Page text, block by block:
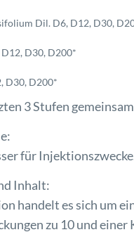
Dil. D6, D12, D30,
D30, D200*
D30, D200*
3 Stufen
für
Inhalt:
handelt es sich um
zu 10 und